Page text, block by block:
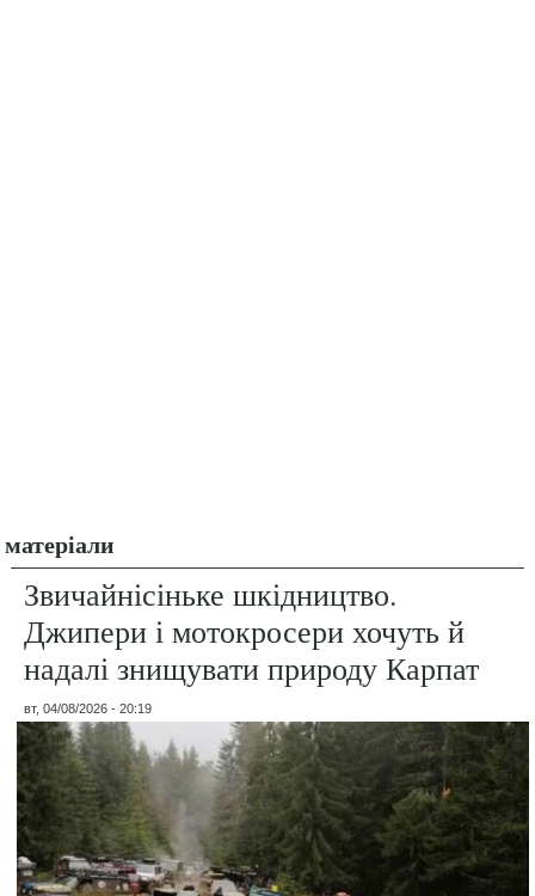
матеріали
Звичайнісіньке шкідництво.
Джипери і мотокросери хочуть й
надалі знищувати природу Карпат
вт, 04/08/2026 - 20:19